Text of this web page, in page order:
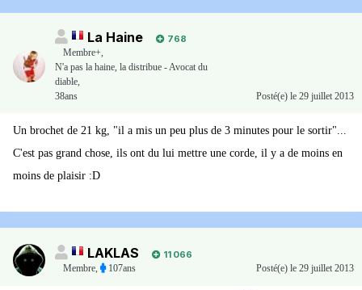
La Haine
768
Membre+,
N'a pas la haine, la distribue - Avocat du
diable,
38ans
Posté(e) le 29 juillet 2013
Un brochet de 21 kg, "il a mis un peu plus de 3 minutes pour le sortir"...
C'est pas grand chose, ils ont du lui mettre une corde, il y a de moins en
moins de plaisir :D
LAKLAS
11 066
Membre, 107ans Posté(e) le 29 juillet 2013